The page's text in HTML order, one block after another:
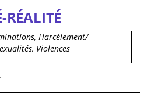
RÉALITÉ
Harcèlement/
Violences